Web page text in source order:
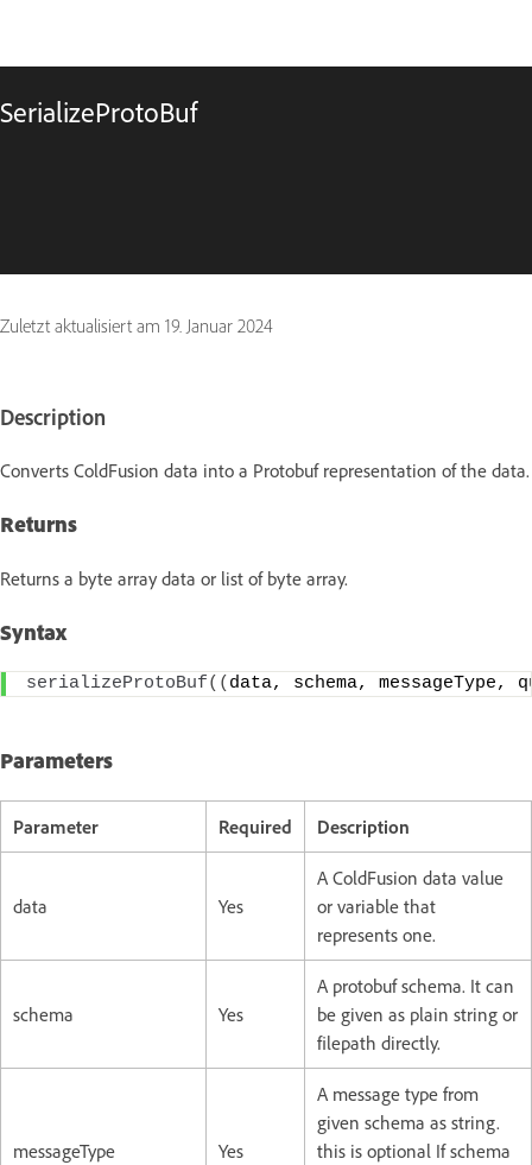
SerializeProtoBuf
Zuletzt aktualisiert am 19. Januar 2024
Description
Converts ColdFusion data into a Protobuf representation of the data.
Returns
Returns a byte array data or list of byte array.
Syntax
serializeProtoBuf(( data, schema,
Parameters
Parameter Required Description
data Yes
A ColdFusion data value
or variable that
represents one.
schema Yes
A protobuf schema. It can
be given as plain string or
filepath directly.
messageType Yes
A message type from
given schema as string.
this is optional If schema